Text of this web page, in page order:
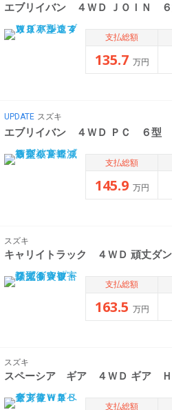
支払総額
135.7 万円
UPDATE スズキ
支払総額
145.9 万円
スズキ
支払総額
163.5 万円
スズキ
支払総額